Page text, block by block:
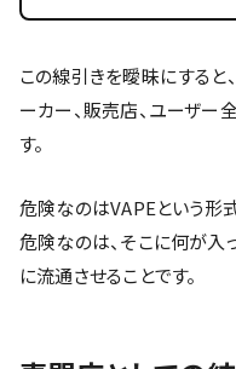
この線引きを曖昧にすると
ーカー、販売店、ユーザー
す。
危険なのはVAPEという形
危険なのは、そこに何が入
に流通させることです。